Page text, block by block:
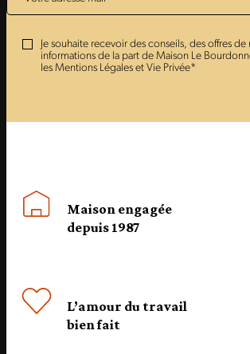
Je souhaite recevoir des conseils, des offres de
informations de la part de Maison Le
les Mentions Légales et Vie Privée*
Maison engagée
depuis 1987
L’amour du travail
bien fait